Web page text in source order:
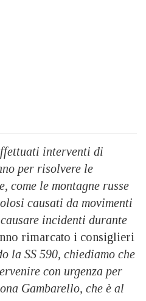
interventi di
per risolvere le
come le montagne russe
causati da movimenti
incidenti durante
rimarcato i consiglieri
la SS 590, chiediamo che
con urgenza per
Gambarello, che è al